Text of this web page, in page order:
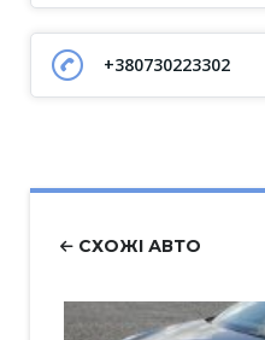
+380730223302
СХОЖІ АВТО